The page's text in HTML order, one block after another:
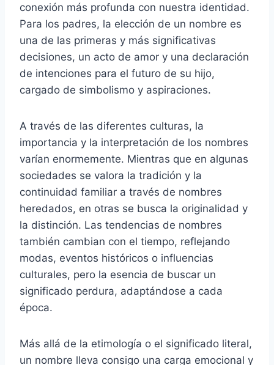
conexión más profunda con nuestra identidad.
Para los padres, la elección de un nombre es
una de las primeras y más significativas
decisiones, un acto de amor y una declaración
de intenciones para el futuro de su hijo,
cargado de simbolismo y aspiraciones.
A través de las diferentes culturas, la
importancia y la interpretación de los nombres
varían enormemente. Mientras que en algunas
sociedades se valora la tradición y la
continuidad familiar a través de nombres
heredados, en otras se busca la originalidad y
la distinción. Las tendencias de nombres
también cambian con el tiempo, reflejando
modas, eventos históricos o influencias
culturales, pero la esencia de buscar un
significado perdura, adaptándose a cada
época.
Más allá de la etimología o el significado literal,
un nombre lleva consigo una carga emocional y